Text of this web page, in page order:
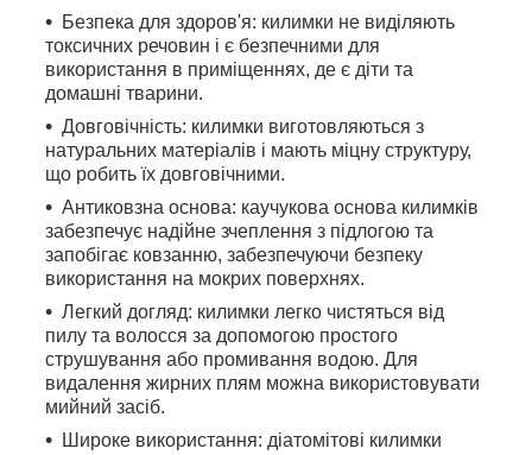
Безпека для здоров'я: килимки не виділяють
токсичних речовин і є безпечними для
використання в приміщеннях, де є діти та
домашні тварини.
Довговічність: килимки виготовляються з
натуральних матеріалів і мають міцну структуру,
що робить їх довговічними.
Антиковзна основа: каучукова основа килимків
забезпечує надійне зчеплення з підлогою та
запобігає ковзанню, забезпечуючи безпеку
використання на мокрих поверхнях.
Легкий догляд: килимки легко чистяться від
пилу та волосся за допомогою простого
струшування або промивання водою. Для
видалення жирних плям можна використовувати
мийний засіб.
Широке використання: діатомітові килимки